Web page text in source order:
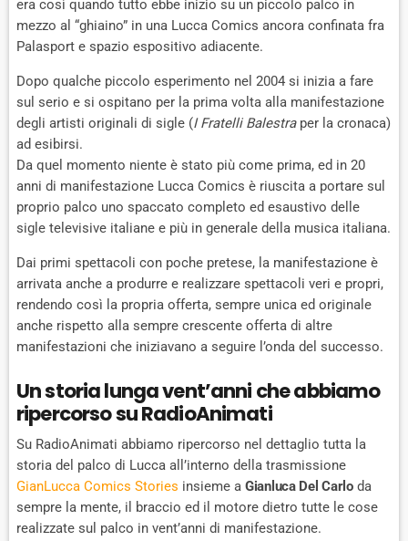
era così quando tutto ebbe inizio su un piccolo palco in
mezzo al “ghiaino” in una Lucca Comics ancora confinata fra
Palasport e spazio espositivo adiacente.
Dopo qualche piccolo esperimento nel 2004 si inizia a fare
sul serio e si ospitano per la prima volta alla manifestazione
degli artisti originali di sigle (I Fratelli Balestraper la cronaca)
ad esibirsi.
Da quel momento niente è stato più come prima, ed in 20
anni di manifestazione Lucca Comics è riuscita a portare sul
proprio palco uno spaccato completo ed esaustivo delle
sigle televisive italiane e più in generale della musica italiana.
Dai primi spettacoli con poche pretese, la manifestazione è
arrivata anche a produrre e realizzare spettacoli veri e propri,
rendendo così la propria offerta, sempre unica ed originale
anche rispetto alla sempre crescente offerta di altre
manifestazioni che iniziavano a seguire l’onda del successo.
Un storia lunga vent’anni che abbiamo
ripercorso su RadioAnimati
Su RadioAnimati abbiamo ripercorso nel dettaglio tutta la
storia del palco di Lucca all’interno della trasmissione
GianLucca Comics Stories insieme a Gianluca Del Carloda
sempre la mente, il braccio ed il motore dietro tutte le cose
realizzate sul palco in vent’anni di manifestazione.